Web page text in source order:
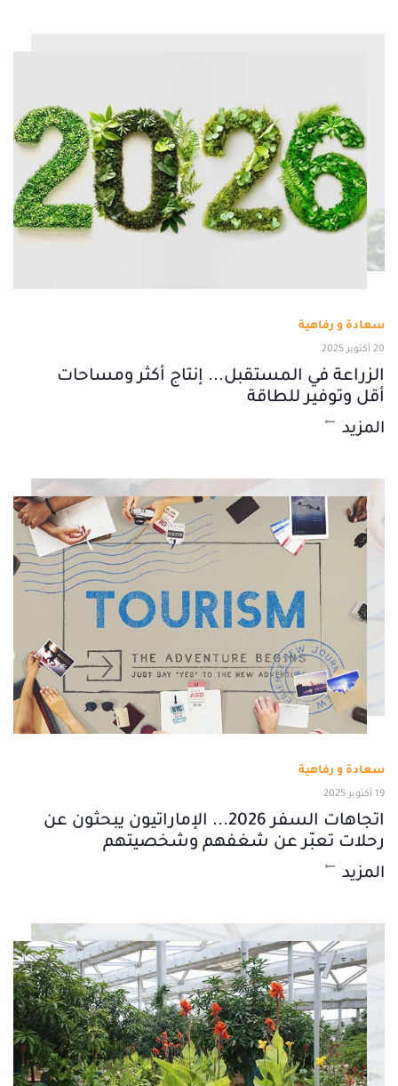
سعادة و رفاهية
20 أكتوبر 2025
الزراعة في المستقبل... إنتاج أكثر ومساحات
أقل وتوفير للطاقة
المزيد
سعادة و رفاهية
19 أكتوبر 2025
اتجاهات السفر 2026... الإماراتيون يبحثون عن
رحلات تعبّر عن شغفهم وشخصيتهم
المزيد